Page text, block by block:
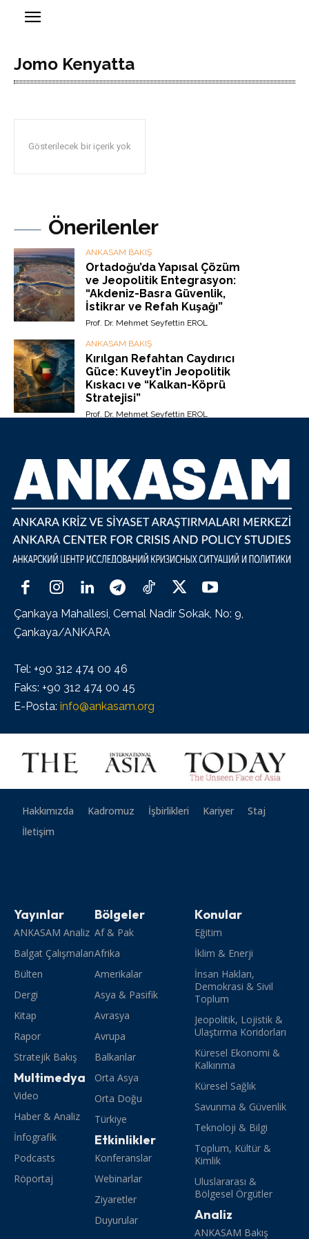
Jomo Kenyatta
Gösterilecek bir içerik yok
Önerilenler
ANKASAM BAKIŞ
Ortadoğu’da Yapısal Çözüm
ve Jeopolitik Entegrasyon:
“Akdeniz-Basra Güvenlik,
İstikrar ve Refah Kuşağı”
Prof. Dr. Mehmet Seyfettin EROL
ANKASAM BAKIŞ
Kırılgan Refahtan Caydırıcı
Güce: Kuveyt’in Jeopolitik
Kıskacı ve “Kalkan-Köprü
Stratejisi”
Prof. Dr. Mehmet Seyfettin EROL
Çankaya Mahallesi, Cemal Nadir Sokak, No: 9,
Çankaya/ANKARA
Tel: +90 312 474 00 46
Faks: +90 312 474 00 45
E-Posta: info@ankasam.org
Hakkımızda Kadromuz İşbirlikleri Kariyer
Staj
İletişim
Yayınlar
ANKASAM Analiz
Balgat Çalışmaları
Bülten
Dergi
Kitap
Rapor
Stratejik Bakış
Multimedya
Video
Haber & Analiz
İnfografik
Podcasts
Röportaj
Bölgeler
Af & Pak
Afrika
Amerikalar
Asya & Pasifik
Avrasya
Avrupa
Balkanlar
Orta Asya
Orta Doğu
Türkiye
Etkinlikler
Konferanslar
Webinarlar
Ziyaretler
Duyurular
Konular
Eğitim
İklim & Enerji
İnsan Hakları,
Demokrasi & Sivil
Toplum
Jeopolitik, Lojistik &
Ulaştırma Koridorları
Küresel Ekonomi &
Kalkınma
Küresel Sağlık
Savunma & Güvenlik
Teknoloji & Bilgi
Toplum, Kültür &
Kimlik
Uluslararası &
Bölgesel Örgütler
Analiz
ANKASAM Bakış